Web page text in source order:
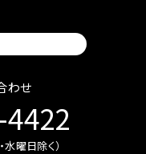
わせ
曜日除く）